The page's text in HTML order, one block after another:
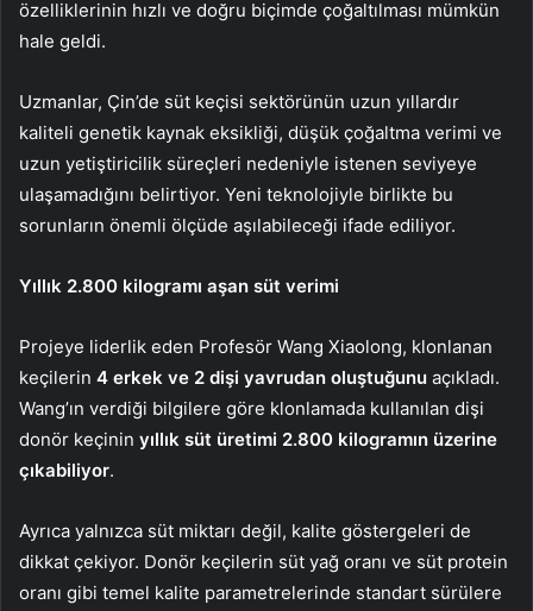
özelliklerinin hızlı ve doğru biçimde çoğaltılması mümkün
hale geldi.
Uzmanlar, Çin’de süt keçisi sektörünün uzun yıllardır
kaliteli genetik kaynak eksikliği, düşük çoğaltma verimi ve
uzun yetiştiricilik süreçleri nedeniyle istenen seviyeye
ulaşamadığını belirtiyor. Yeni teknolojiyle birlikte bu
sorunların önemli ölçüde aşılabileceği ifade ediliyor.
Yıllık 2.800 kilogramı aşan süt verimi
Projeye liderlik eden Profesör Wang Xiaolong, klonlanan
keçilerin 4 erkek ve 2 dişi yavrudan oluştuğunu açıkladı.
Wang’ın verdiği bilgilere göre klonlamada kullanılan dişi
donör keçinin yıllık süt üretimi 2.800 kilogramın üzerine
çıkabiliyor.
Ayrıca yalnızca süt miktarı değil, kalite göstergeleri de
dikkat çekiyor. Donör keçilerin süt yağ oranı ve süt protein
oranı gibi temel kalite parametrelerinde standart sürülere